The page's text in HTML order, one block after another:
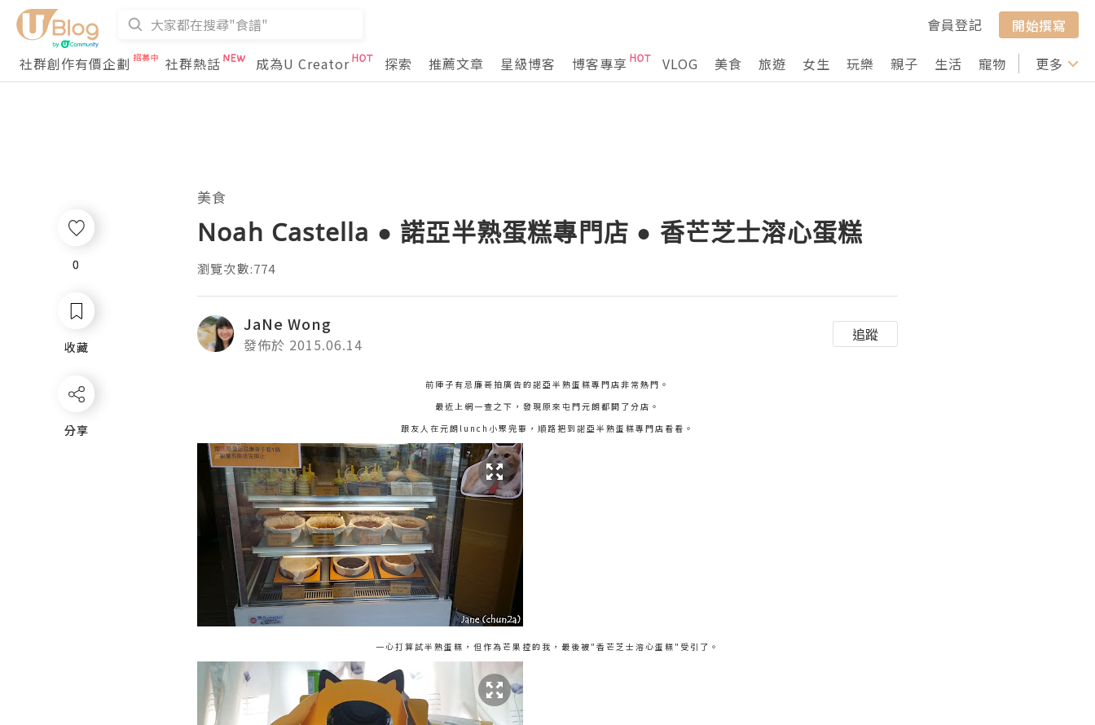
會員登記
開始撰寫
社群創作有價企劃
社群熱話 成為U Creator 探索 推薦文章 星級博客 博客專享 VLOG 美食 旅遊 女生 玩樂 親子 生活 寵物 行山 打卡
更多
0
收藏
分享
美食
Noah Castella ● 諾亞半熟蛋糕專門店 ● 香芒芝士溶心蛋糕
瀏覽次數:774
JaNe Wong
發佈於 2015.06.14
追蹤
前陣子有忌廉哥拍廣告的諾亞半熟蛋糕專門店非常熱門。
最近上網一查之下，發現原來屯門元朗都開了分店。
跟友人在元朗lunch小聚完畢，順路把到諾亞半熟蛋糕專門店看看。
一心打算試半熟蛋糕，但作為芒果控的我，最後被"香芒芝士溶心蛋糕"受引了。
0
收藏
分享